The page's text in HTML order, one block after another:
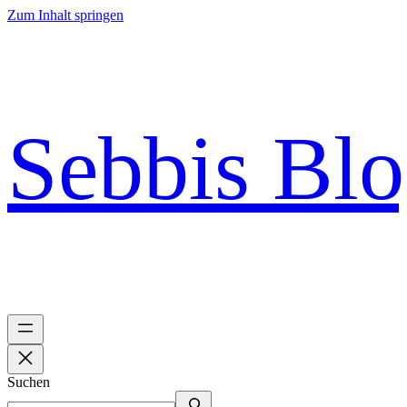
Zum Inhalt springen
Sebbis
Suchen